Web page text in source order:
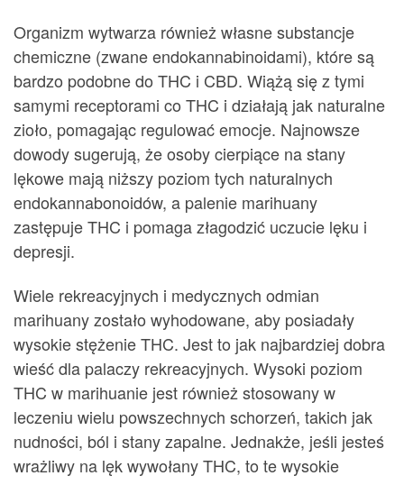
Organizm wytwarza również własne substancje
chemiczne (zwane endokannabinoidami), które są
bardzo podobne do THC i CBD. Wiążą się z tymi
samymi receptorami co THC i działają jak naturalne
zioło, pomagając regulować emocje. Najnowsze
dowody sugerują, że osoby cierpiące na stany
lękowe mają niższy poziom tych naturalnych
endokannabonoidów, a palenie marihuany
zastępuje THC i pomaga złagodzić uczucie lęku i
depresji.
Wiele rekreacyjnych i medycznych odmian
marihuany zostało wyhodowane, aby posiadały
wysokie stężenie THC. Jest to jak najbardziej dobra
wieść dla palaczy rekreacyjnych. Wysoki poziom
THC w marihuanie jest również stosowany w
leczeniu wielu powszechnych schorzeń, takich jak
nudności, ból i stany zapalne. Jednakże, jeśli jesteś
wrażliwy na lęk wywołany THC, to te wysokie